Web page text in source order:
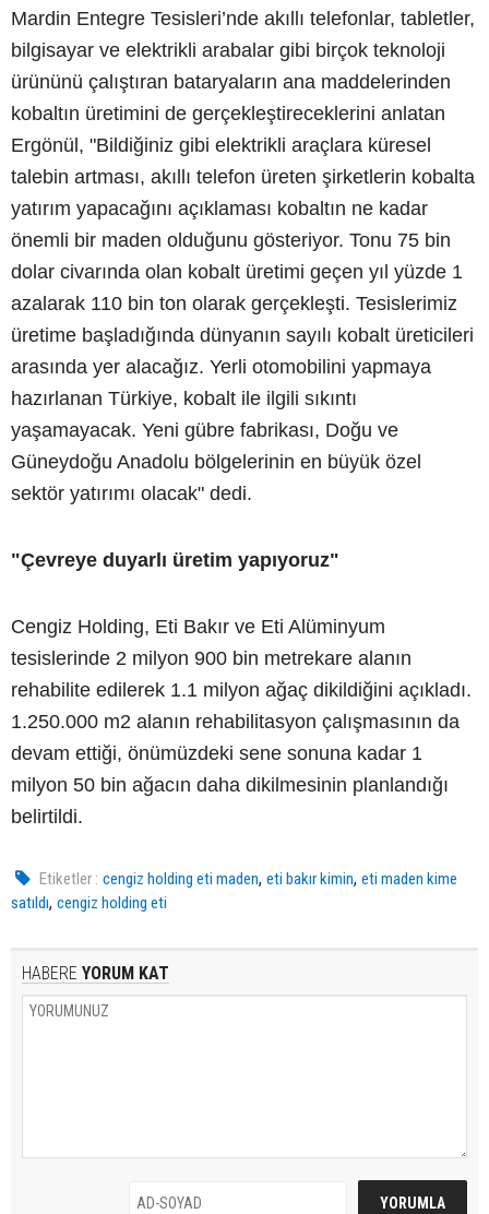
Mardin Entegre Tesisleri’nde akıllı telefonlar, tabletler,
bilgisayar ve elektrikli arabalar gibi birçok teknoloji
ürününü çalıştıran bataryaların ana maddelerinden
kobaltın üretimini de gerçekleştireceklerini anlatan
Ergönül, "Bildiğiniz gibi elektrikli araçlara küresel
talebin artması, akıllı telefon üreten şirketlerin kobalta
yatırım yapacağını açıklaması kobaltın ne kadar
önemli bir maden olduğunu gösteriyor. Tonu 75 bin
dolar civarında olan kobalt üretimi geçen yıl yüzde 1
azalarak 110 bin ton olarak gerçekleşti. Tesislerimiz
üretime başladığında dünyanın sayılı kobalt üreticileri
arasında yer alacağız. Yerli otomobilini yapmaya
hazırlanan Türkiye, kobalt ile ilgili sıkıntı
yaşamayacak. Yeni gübre fabrikası, Doğu ve
Güneydoğu Anadolu bölgelerinin en büyük özel
sektör yatırımı olacak" dedi.
"Çevreye duyarlı üretim yapıyoruz"
Cengiz Holding, Eti Bakır ve Eti Alüminyum
tesislerinde 2 milyon 900 bin metrekare alanın
rehabilite edilerek 1.1 milyon ağaç dikildiğini açıkladı.
1.250.000 m2 alanın rehabilitasyon çalışmasının da
devam ettiği, önümüzdeki sene sonuna kadar 1
milyon 50 bin ağacın daha dikilmesinin planlandığı
belirtildi.
Etiketler : cengiz holding eti maden,eti bakır kimin,eti maden kime
satıldı, cengiz holding eti
HABERE YORUM KAT